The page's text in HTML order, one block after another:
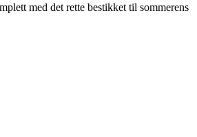
med det rette bestikket til sommerens